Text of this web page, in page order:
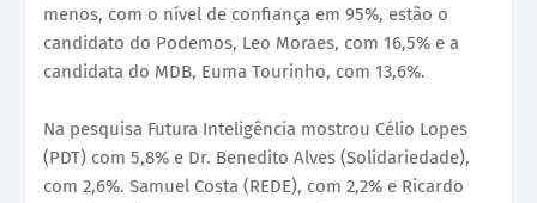
menos, com o nível de confiança em 95%, estão o
candidato do Podemos, Leo Moraes, com 16,5% e a
candidata do MDB, Euma Tourinho, com 13,6%.
Na pesquisa Futura Inteligência mostrou Célio Lopes
(PDT) com 5,8% e Dr. Benedito Alves (Solidariedade),
com 2,6%. Samuel Costa (REDE), com 2,2% e Ricardo